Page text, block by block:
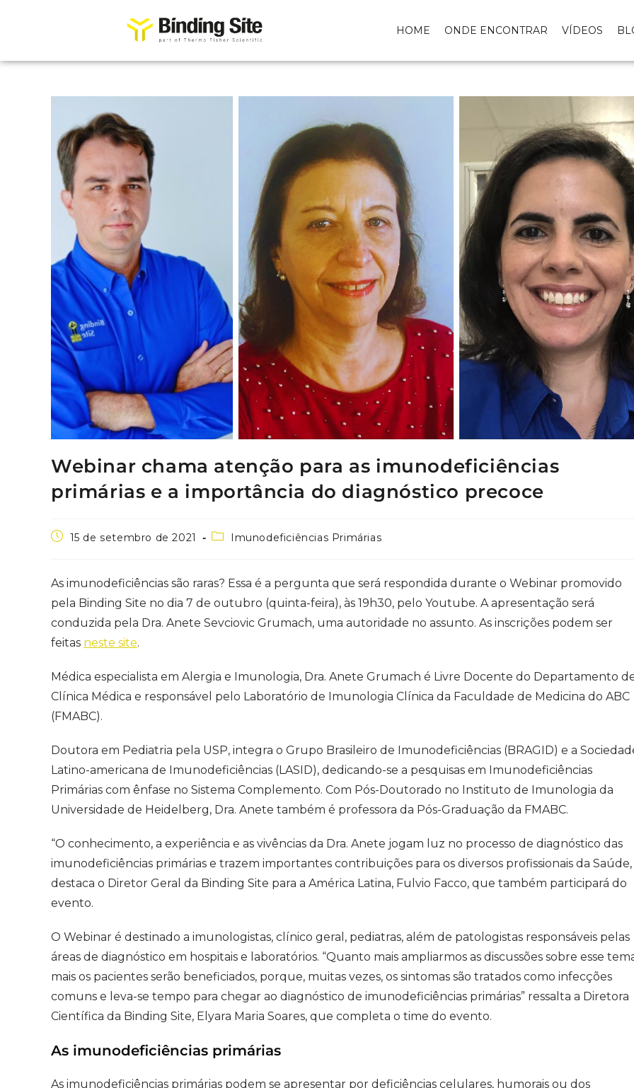
HOME ONDE ENCONTRAR VÍDEOS
Webinar chama atenção para as imunodeficiências
primárias e a importância do diagnóstico precoce
15 de setembro de 2021 Imunodeficiências Primárias
As imunodeficiências são raras? Essa é a pergunta que será respondida durante o Webinar promovido
pela Binding Site no dia 7 de outubro (quinta-feira), às 19h30, pelo Youtube. A apresentação será
conduzida pela Dra. Anete Sevciovic Grumach, uma autoridade no assunto. As inscrições podem ser
feitas neste site.
Médica especialista em Alergia e Imunologia, Dra. Anete Grumach é Livre Docente do Departamento
Clínica Médica e responsável pelo Laboratório de Imunologia Clínica da Faculdade de Medicina do ABC
(FMABC).
Doutora em Pediatria pela USP, integra o Grupo Brasileiro de Imunodeficiências (BRAGID) e a
Latino-americana de Imunodeficiências (LASID), dedicando-se a pesquisas em Imunodeficiências
Primárias com ênfase no Sistema Complemento. Com Pós-Doutorado no Instituto de Imunologia da
Universidade de Heidelberg, Dra. Anete também é professora da Pós-Graduação da FMABC.
“O conhecimento, a experiência e as vivências da Dra. Anete jogam luz no processo de diagnóstico das
imunodeficiências primárias e trazem importantes contribuições para os diversos profissionais da Saúde,
destaca o Diretor Geral da Binding Site para a América Latina, Fulvio Facco, que também participará do
evento.
O Webinar é destinado a imunologistas, clínico geral, pediatras, além de patologistas responsáveis pelas
áreas de diagnóstico em hospitais e laboratórios. “Quanto mais ampliarmos as discussões sobre esse
mais os pacientes serão beneficiados, porque, muitas vezes, os sintomas são tratados como infecções
comuns e leva-se tempo para chegar ao diagnóstico de imunodeficiências primárias” ressalta a Diretora
Científica da Binding Site, Elyara Maria Soares, que completa o time do evento.
As imunodeficiências primárias
As imunodeficiências primárias podem se apresentar por deficiências celulares, humorais ou dos